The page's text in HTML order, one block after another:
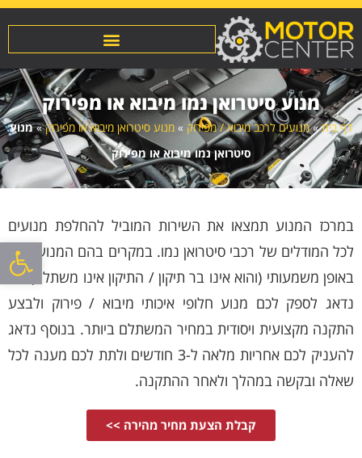
פתח
מנוע סיטרואן נמו מיבוא או מפירוק
דף בית»מנועים לרכב מיבוא / מפירוק » מנוע סיטרואן מיבוא או מפירוק»מנוע
סיטרואן נמו מיבוא או מפירוק
במרכז המנוע תמצאו את השירות המוביל להחלפת מנועים
לכל המודלים של רכבי סיטרואן נמו. במקרים בהם המנוע ניזוק
באופן משמעותי (והוא אינו בר תיקון / התיקון אינו משתלם) אנו
נדאג לספק לכם מנוע חלופי איכותי מיבוא / פירוק ולבצע
התקנה מקצועית ויסודית במחיר המשתלם ביותר. בנוסף נדאג
להעניק לכם אחריות מלאה ל-3 חודשים ולתת לכם מענה לכל
שאלה ובקשה במהלך ולאחר ההתקנה.
קבלת הצעת מחיר מהירה >>